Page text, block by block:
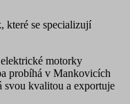
které se specializují
motorky
probíhá v Mankovicích
svou kvalitou a exportuje